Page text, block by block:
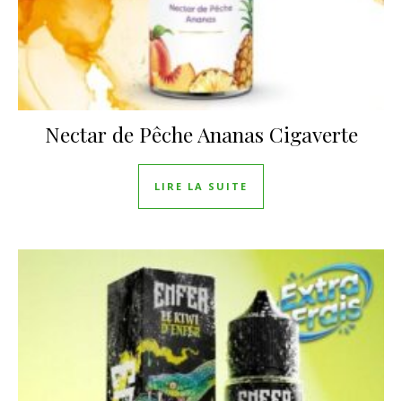
Nectar de Pêche Ananas Cigaverte
LIRE LA SUITE